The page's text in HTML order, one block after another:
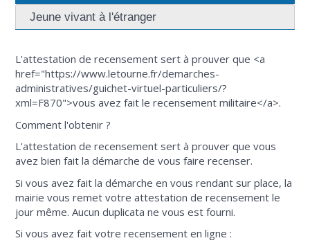
Jeune vivant à l'étranger
L'attestation de recensement sert à prouver que <a
href="https://www.letourne.fr/demarches-
administratives/guichet-virtuel-particuliers/?
xml=F870">vous avez fait le recensement militaire</a>.
Comment l'obtenir ?
L'attestation de recensement sert à prouver que vous
avez bien fait la démarche de vous faire recenser.
Si vous avez fait la démarche en vous rendant sur place, la
mairie vous remet votre attestation de recensement le
jour même. Aucun duplicata ne vous est fourni.
Si vous avez fait votre recensement en ligne :